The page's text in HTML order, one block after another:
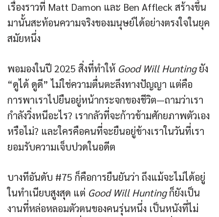
เรื่องราวที่ Matt Damon และ Ben Affleck สร้างขึ้น
มานั้นสะท้อนความจริงของมนุษย์ได้อย่างตรงใจในยุค
สมัยหนึ่ง
พอมองในปี 2025 สิ่งที่ทำให้ Good Will Huntingยัง
“ดูได้ ดูดี” ไม่ใช่ความตื่นตะลึงทางปัญญา แต่คือ
การพาเราไปยืนอยู่หน้ากระจกของชีวิต—ถามว่าเรา
กำลังวิ่งหนีอะไร? เรากลัวที่จะก้าวข้ามศักยภาพตัวเอง
หรือไม่? และใครคือคนที่จะยืนอยู่ข้างเราในวันที่เรา
ยอมรับความเจ็บปวดในอดีต
บางทีอันดับ #75 ก็คือการยืนยันว่า ถึงแม้จะไม่ได้อยู่
ในทำเนียบสูงสุด แต่ Good Will Huntingก็ยังเป็น
งานที่หล่อหลอมตัวตนของคนรุ่นหนึ่ง เป็นหนังที่ไม่